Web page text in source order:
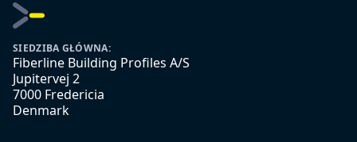
SIEDZIBA GŁÓWNA:
Fiberline Building Profiles A/S
Jupitervej 2
7000 Fredericia
Denmark